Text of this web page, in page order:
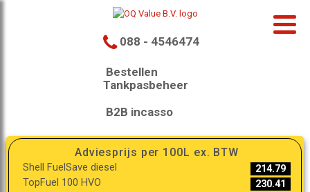
088 - 4546474
Bestellen
Tankpasbeheer
B2B incasso
Adviesprijs per 100L ex. BTW
Shell FuelSave diesel
214.79
TopFuel 100 HVO
230.41